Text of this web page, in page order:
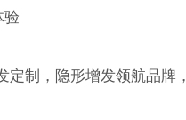
定制，隐形增发领航品牌